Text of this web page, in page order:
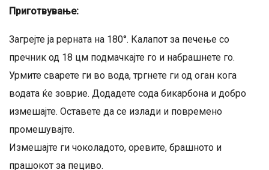
Приготвување:
Загрејте ја рерната на 180°. Калапот за печење со
пречник од 18 цм подмачкајте го и набрашнете го.
Урмите сварете ги во вода, тргнете ги од оган кога
водата ќе зоврие. Додадете сода бикарбона и добро
измешајте. Оставете да се излади и повремено
промешувајте.
Измешајте ги чоколадото, оревите, брашното и
прашокот за пециво.